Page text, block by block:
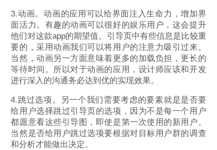
3.动画。动画的应用可以给界面注入生命力，增加界
面活力。有趣的动画可以很好的娱乐用户，这会提升
他们对这款app的期望值。引导页中有些信息是比较重
要的，采用动画我们可以将用户的注意力吸引过来。
当然，动画另一方面意味着更多的加载负担，更长的
等待时间。所以对于动画的应用，设计师应该和开发
进行深入的沟通务必达到优的实现效果。
4.跳过选项。另一个我们需要考虑的要素就是是否要
给用户选择跳过引导页的选项，因为不是每一个用户
都愿意看这些引导图，即使是第一次使用的新用户。
当然是否给用户跳过选项要根据对目标用户群的调查
和分析才能做出决定。